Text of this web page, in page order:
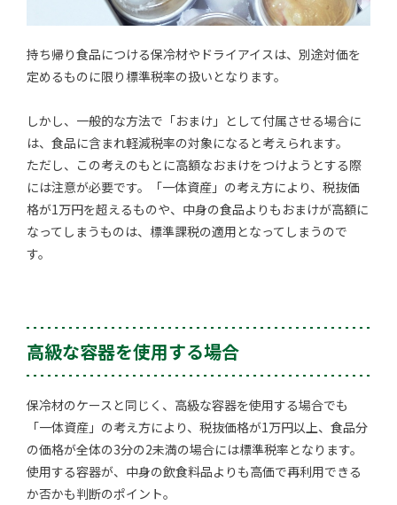
持ち帰り食品につける保冷材やドライアイスは、別途対価を
定めるものに限り標準税率の扱いとなります。
しかし、一般的な方法で「おまけ」として付属させる場合に
は、食品に含まれ軽減税率の対象になると考えられます。
ただし、この考えのもとに高額なおまけをつけようとする際
には注意が必要です。「一体資産」の考え方により、税抜価
格が1万円を超えるものや、中身の食品よりもおまけが高額に
なってしまうものは、標準課税の適用となってしまうので
す。
高級な容器を使用する場合
保冷材のケースと同じく、高級な容器を使用する場合でも
「一体資産」の考え方により、税抜価格が1万円以上、食品分
の価格が全体の3分の2未満の場合には標準税率となります。
使用する容器が、中身の飲食料品よりも高価で再利用できる
か否かも判断のポイント。